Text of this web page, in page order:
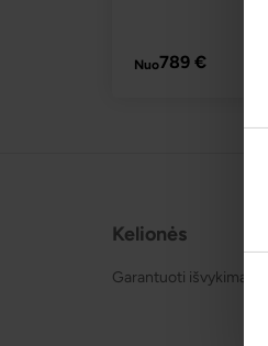
Nuo789 €
Kelionės
Garantuoti išvykimai